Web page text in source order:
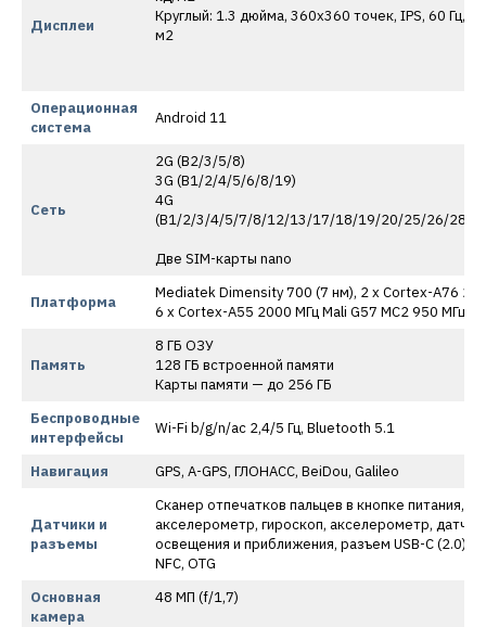
Дисплеи
Круглый: 1.3 дюйма, 360х360 точек, IPS, 60 Гц,
м2
Операционная
система
Android 11
Сеть
2G (B2/3/5/8)
3G (B1/2/4/5/6/8/19)
4G
(B1/2/3/4/5/7/8/12/13/17/18/19/20/25/26/28A/
Две SIM-карты nano
Платформа
Mediatek Dimensity 700 (7 нм), 2 x Cortex-A76
6 x Cortex-A55 2000 МГц Mali G57 MC2 950 МГц
Память
8 ГБ ОЗУ
128 ГБ встроенной памяти
Карты памяти — до 256 ГБ
Беспроводные
интерфейсы
Wi-Fi b/g/n/ac 2,4/5 Гц, Bluetooth 5.1
Навигация GPS, A-GPS, ГЛОНАСС, BeiDou, Galileo
Датчики и
разъемы
Сканер отпечатков пальцев в кнопке питания,
акселерометр, гироскоп, акселерометр,
освещения и приближения, разъем USB-C (2.0)
NFC, OTG
Основная
камера
48 MП (f/1,7)